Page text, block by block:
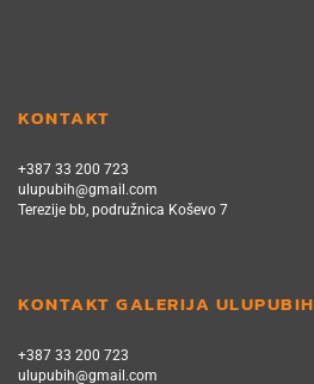
KONTAKT
+387 33 200 723
ulupubih@gmail.com
Terezije bb, podružnica Koševo 7
KONTAKT GALERIJA ULUPUBIH
+387 33 200 723
ulupubih@gmail.com